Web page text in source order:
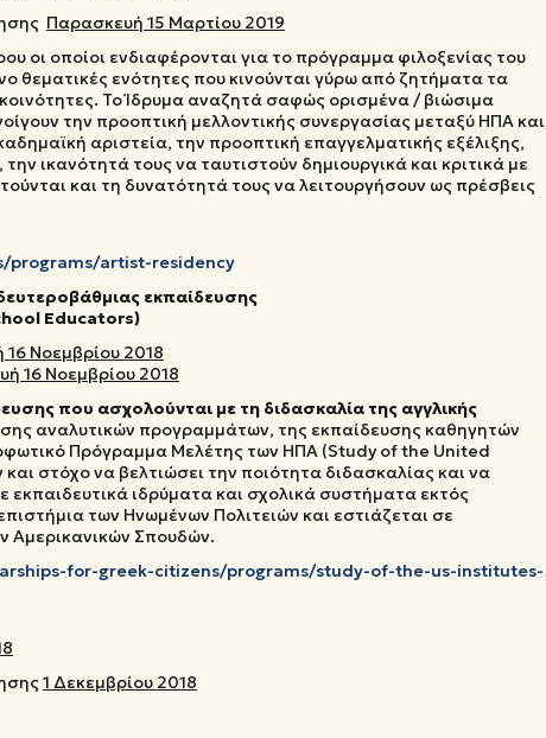
Παρασκευή 15 Μαρτίου 2019
οι οποίοι ενδιαφέρονται για το πρόγραμμα φιλοξενίας του
θεματικές ενότητες που κινούνται γύρω από ζητήματα τα
Το Ίδρυμα αναζητά σαφώς ορισμένα / βιώσιμα
την προοπτική μελλοντικής συνεργασίας μεταξύ ΗΠΑ και
αριστεία, την προοπτική επαγγελματικής εξέλιξης,
ικανότητά τους να ταυτιστούν δημιουργικά και κριτικά με
και τη δυνατότητά τους να λειτουργήσουν ως πρέσβεις
programs/artist-residency
εκπαίδευσης
Educators)
Νοεμβρίου 2018
16 Νοεμβρίου 2018
που ασχολούνται με τη διδασκαλία της αγγλικής
αναλυτικών προγραμμάτων, της εκπαίδευσης καθηγητών
Πρόγραμμα Μελέτης των ΗΠΑ (Study of the United
στόχο να βελτιώσει την ποιότητα διδασκαλίας και να
ιδρύματα και σχολικά συστήματα εκτός
των Ηνωμένων Πολιτειών και εστιάζεται σε
Αμερικανικών Σπουδών.
for-greek-citizens/programs/study-of-the-us-institutes-
1 Δεκεμβρίου 2018